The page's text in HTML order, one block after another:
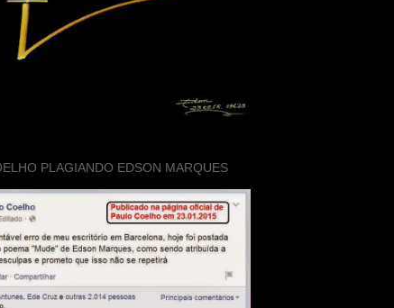
PLAGIANDO EDSON MARQUES